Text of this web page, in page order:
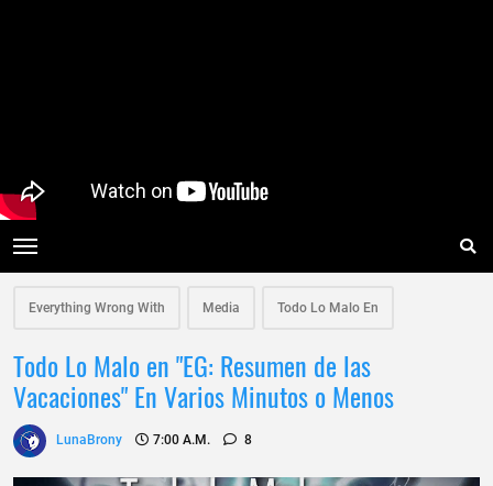
Everything Wrong With Media Todo Lo Malo En
Todo Lo Malo en "EG: Resumen de las
Vacaciones" En Varios Minutos o Menos
LunaBrony 7:00 A.m. 8